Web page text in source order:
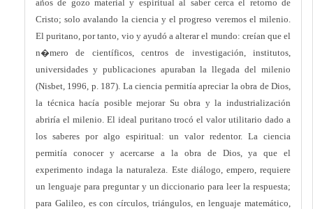
años de gozo material y espiritual al saber cerca el retorno de
Cristo; solo avalando la ciencia y el progreso veremos el milenio.
El puritano, por tanto, vio y ayudó a alterar el mundo: creían que el
n�mero de científicos, centros de investigación, institutos,
universidades y publicaciones apuraban la llegada del milenio
(Nisbet, 1996, p. 187). La ciencia permitía apreciar la obra de Dios,
la técnica hacía posible mejorar Su obra y la industrialización
abriría el milenio. El ideal puritano trocó el valor utilitario dado a
los saberes por algo espiritual: un valor redentor. La ciencia
permitía conocer y acercarse a la obra de Dios, ya que el
experimento indaga la naturaleza. Este diálogo, empero, requiere
un lenguaje para preguntar y un diccionario para leer la respuesta;
para Galileo, es con círculos, triángulos, en lenguaje matemático,